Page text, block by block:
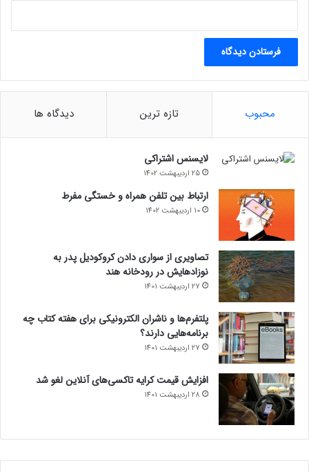
محبوب تازه ترین دیدگاه ها
لایسنس اشتراکی
25 اردیبهشت 1402
ارتباط بین تلفن همراه و خستگی مفرط
10 اردیبهشت 1402
تصاویری از سواری دادن کروکودیل پدر به
نوزادهایش در رودخانه هند
27 اردیبهشت 1401
پلتفرم‌ها و ناشران الکترونیکی برای هفته کتاب چه
برنامه‌هایی دارند؟
27 اردیبهشت 1401
افزایش قیمت کرایه تاکسی‌های آنلاین لغو شد
28 اردیبهشت 1401